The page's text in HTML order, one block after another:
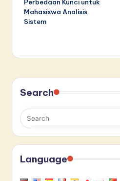
Perbedaan Kunci untuk
Mahasiswa Analisis
Sistem
Search
Language